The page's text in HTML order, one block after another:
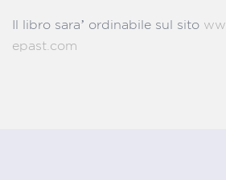
Il libro sara’ ordinabile sul sito
epast.com